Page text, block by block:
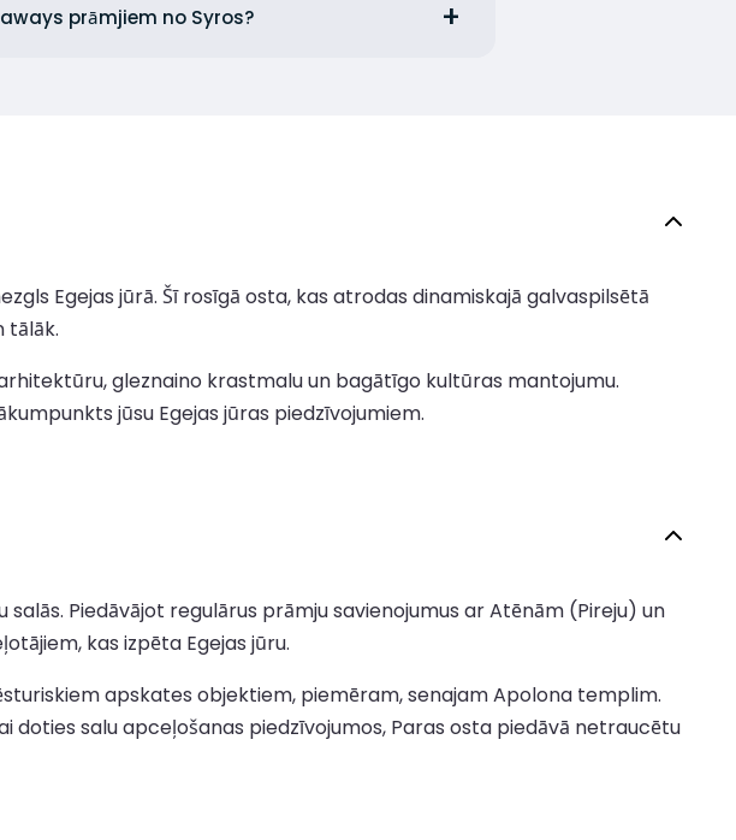
prāmjiem no Syros?
Egejas jūrā. Šī rosīgā osta, kas atrodas dinamiskajā galvaspilsētā
tālāk.
gleznaino krastmalu un bagātīgo kultūras mantojumu.
jūsu Egejas jūras piedzīvojumiem.
Piedāvājot regulārus prāmju savienojumus ar Atēnām (Pireju) un
kas izpēta Egejas jūru.
apskates objektiem, piemēram, senajam Apolona templim.
salu apceļošanas piedzīvojumos, Paras osta piedāvā netraucētu